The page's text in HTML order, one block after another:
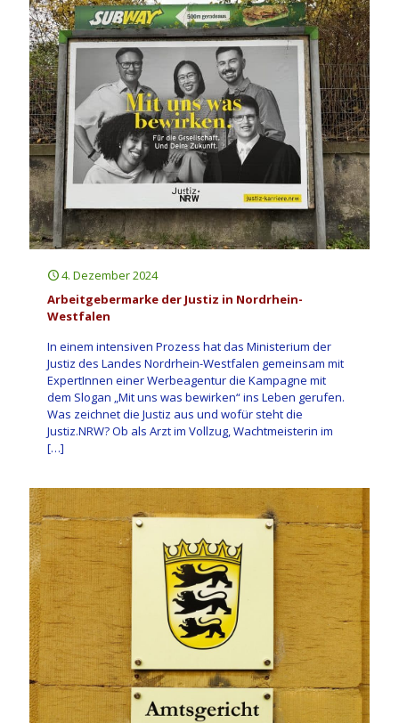
4. Dezember 2024
Arbeitgebermarke der Justiz in Nordrhein-
Westfalen
In einem intensiven Prozess hat das Ministerium der
Justiz des Landes Nordrhein-Westfalen gemeinsam mit
ExpertInnen einer Werbeagentur die Kampagne mit
dem Slogan „Mit uns was bewirken“ ins Leben gerufen.
Was zeichnet die Justiz aus und wofür steht die
Justiz.NRW? Ob als Arzt im Vollzug, Wachtmeisterin im
[…]